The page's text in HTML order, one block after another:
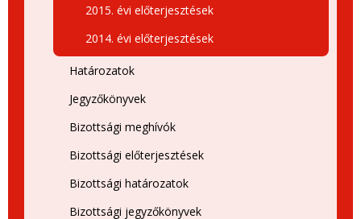
2015. évi előterjesztések
2014. évi előterjesztések
Határozatok
Jegyzőkönyvek
Bizottsági meghívók
Bizottsági előterjesztések
Bizottsági határozatok
Bizottsági jegyzőkönyvek